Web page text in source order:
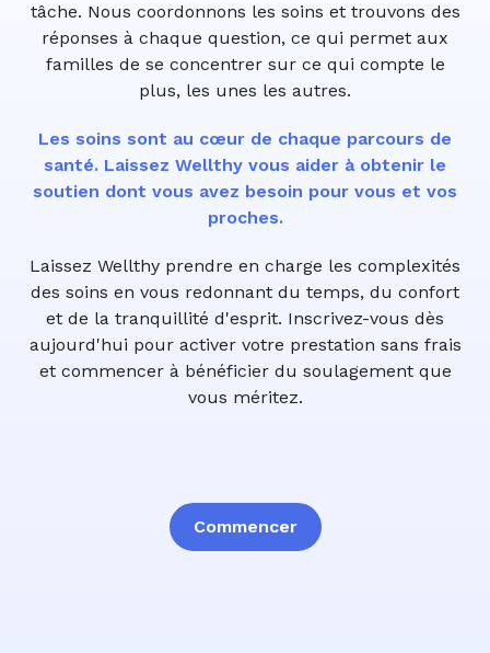
tâche. Nous coordonnons les soins et trouvons des
réponses à chaque question, ce qui permet aux
familles de se concentrer sur ce qui compte le
plus, les unes les autres.
Les soins sont au cœur de chaque parcours de
santé. Laissez Wellthy vous aider à obtenir le
soutien dont vous avez besoin pour vous et vos
proches.
Laissez Wellthy prendre en charge les complexités
des soins en vous redonnant du temps, du confort
et de la tranquillité d'esprit. Inscrivez-vous dès
aujourd'hui pour activer votre prestation sans frais
et commencer à bénéficier du soulagement que
vous méritez.
Commencer